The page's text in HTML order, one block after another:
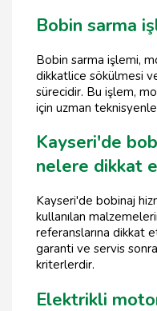
Bobin sarma
Bobin sarma işlemi,
dikkatlice sökülmesi
sürecidir. Bu işlem,
için uzman
Kayseri'de
nelere dikkat
Kayseri'de bobinaj
kullanılan
referanslarına dikkat
garanti ve servis
kriterlerdir.
Elektrikli